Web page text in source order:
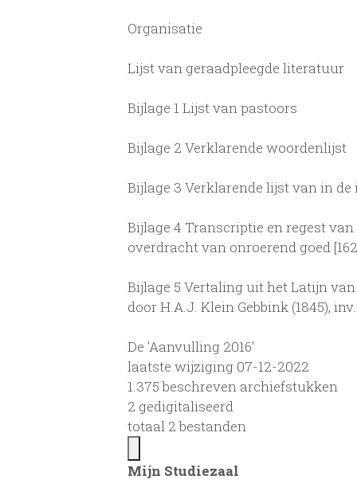
Organisatie
Lijst van geraadpleegde literatuur
Bijlage 1 Lijst van pastoors
Bijlage 2 Verklarende woordenlijst
Bijlage 3 Verklarende lijst van in
Bijlage 4 Transcriptie en regest
overdracht van onroerend goed
Bijlage 5 Vertaling uit het Latijn
door H.A.J. Klein Gebbink (1845),
De 'Aanvulling 2016'
laatste wijziging 07-12-2022
1.375 beschreven archiefstukken
2 gedigitaliseerd
totaal 2 bestanden
Mijn Studiezaal